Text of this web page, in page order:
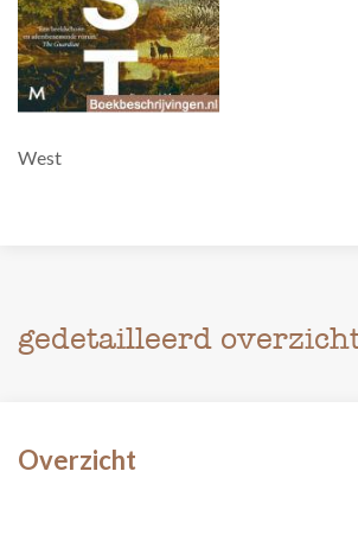
West
gedetailleerd
Overzicht